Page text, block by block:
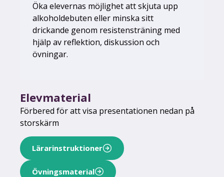
Öka elevernas möjlighet att skjuta upp
alkoholdebuten eller minska sitt
drickande genom resistensträning med
hjälp av reflektion, diskussion och
övningar.
Elevmaterial
Förbered för att visa presentationen nedan på
storskärm
Lärarinstruktioner
Övningsmaterial